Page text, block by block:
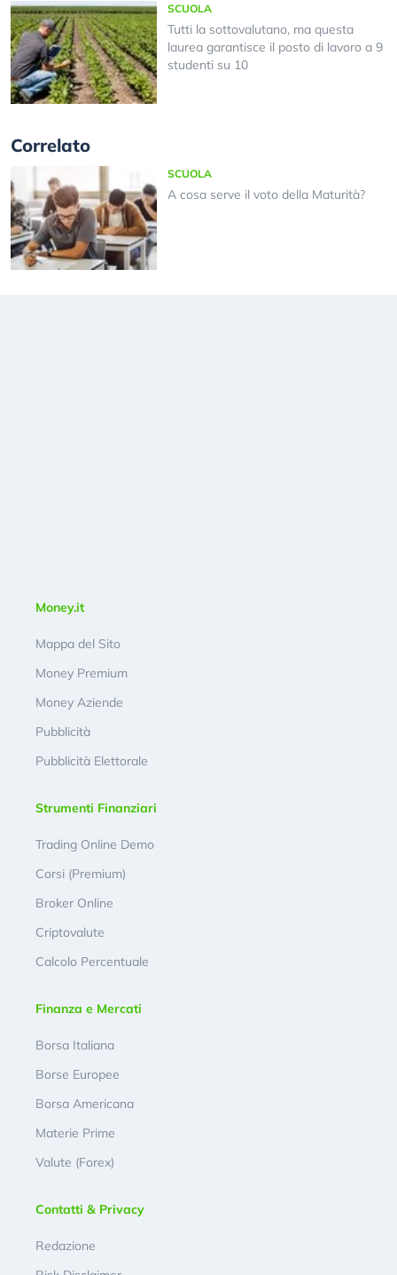
SCUOLA
Tutti la sottovalutano, ma questa
laurea garantisce il posto di lavoro a 9
studenti su 10
Correlato
SCUOLA
A cosa serve il voto della Maturità?
Money.it
Mappa del Sito
Money Premium
Money Aziende
Pubblicità
Pubblicità Elettorale
Strumenti Finanziari
Trading Online Demo
Corsi (Premium)
Broker Online
Criptovalute
Calcolo Percentuale
Finanza e Mercati
Borsa Italiana
Borse Europee
Borsa Americana
Materie Prime
Valute (Forex)
Contatti & Privacy
Redazione